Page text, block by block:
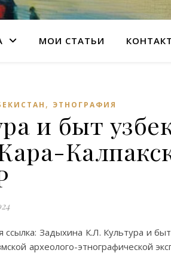
МОИ СТАТЬИ
, ЭТНОГРАФИЯ
и быт
Задыхина К.Л. Культура и
археолого-этнографической